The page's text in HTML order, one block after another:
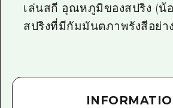
เล่นสกี อุณหภูมิของสปริง (น้อ
สปริงที่มีกัมมันตภาพรังสีอย่า